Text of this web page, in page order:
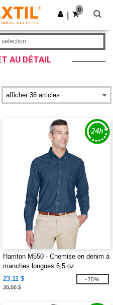
Obtenir l'appli
0
AU DÉTAIL
selection
Harriton M550 - Chemise en denim à
manches longues 6,5 oz.
23,11 $
30,00 $
-25%